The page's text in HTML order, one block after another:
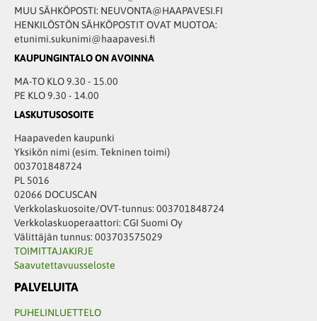
MUU SÄHKÖPOSTI: NEUVONTA@HAAPAVESI.FI
HENKILÖSTÖN SÄHKÖPOSTIT OVAT MUOTOA:
etunimi.sukunimi@haapavesi.fi
KAUPUNGINTALO ON AVOINNA
MA-TO KLO 9.30 - 15.00
PE KLO 9.30 - 14.00
LASKUTUSOSOITE
Haapaveden kaupunki
Yksikön nimi (esim. Tekninen toimi)
003701848724
PL 5016
02066 DOCUSCAN
Verkkolaskuosoite/OVT-tunnus: 003701848724
Verkkolaskuoperaattori: CGI Suomi Oy
Välittäjän tunnus: 003703575029
TOIMITTAJAKIRJE
Saavutettavuusseloste
PALVELUITA
PUHELINLUETTELO